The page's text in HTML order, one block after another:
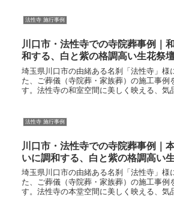
法性寺 施行事例
川口市・法性寺での寺院葬事例｜
和する、白と紫の格調高い生花祭
埼玉県川口市の由緒ある名刹「法性寺」様
た、ご葬儀（寺院葬・家族葬）の施工事例
す。法性寺の和室空間に美しく映える、気
法性寺 施行事例
川口市・法性寺での寺院葬事例｜
いに調和する、白と紫の格調高い
埼玉県川口市の由緒ある名刹「法性寺」様
た、ご葬儀（寺院葬・家族葬）の施工事例
す。法性寺の本堂空間に美しく映える、気